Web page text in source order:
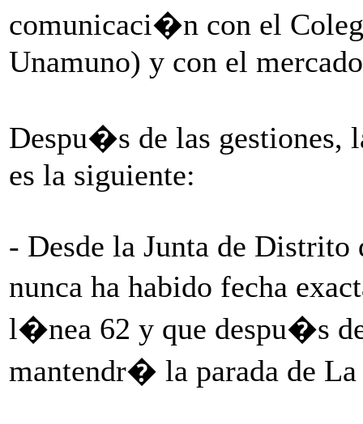
comunicaci�n con el
Unamuno) y con el
Despu�s de las
es la siguiente:
- Desde la Junta de Distrito
nunca ha habido fecha
l�nea 62 y que despu�s
mantendr� la parada de La